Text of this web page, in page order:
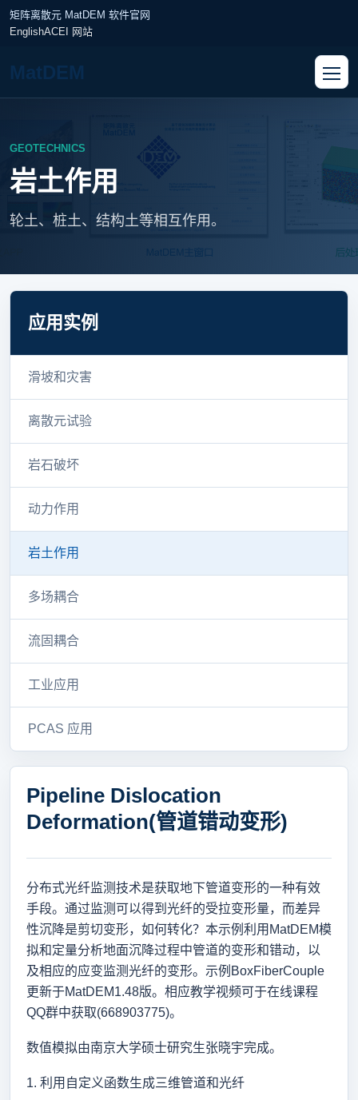
矩阵离散元 MatDEM 软件官网
EnglishACEI 网站
MatDEM
GEOTECHNICS
岩土作用
轮土、桩土、结构土等相互作用。
应用实例
滑坡和灾害
离散元试验
岩石破坏
动力作用
岩土作用
多场耦合
流固耦合
工业应用
PCAS 应用
Pipeline Dislocation
Deformation(管道错动变形)
分布式光纤监测技术是获取地下管道变形的一种有效
手段。通过监测可以得到光纤的受拉变形量，而差异
性沉降是剪切变形，如何转化？本示例利用MatDEM模
拟和定量分析地面沉降过程中管道的变形和错动，以
及相应的应变监测光纤的变形。示例BoxFiberCouple
更新于MatDEM1.48版。相应教学视频可于在线课程
QQ群中获取(668903775)。
数值模拟由南京大学硕士研究生张晓宇完成。
1. 利用自定义函数生成三维管道和光纤